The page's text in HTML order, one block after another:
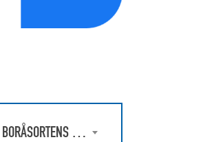
BORÅSORTENS BIODLAREFÖRENING